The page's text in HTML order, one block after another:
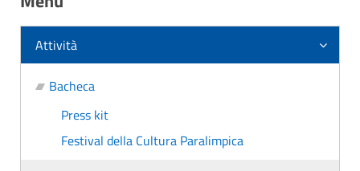
Attività
Bacheca
Press kit
Festival della Cultura Paralimpica